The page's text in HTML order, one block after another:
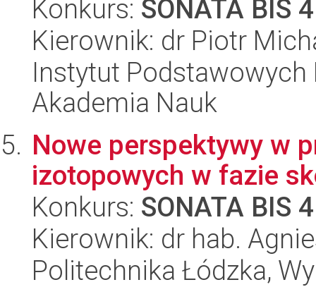
Konkurs: SONATA BIS 4
Kierownik: dr Piotr
Instytut
Akademia Nauk
Nowe perspektywy w
izotopowych w fazie
Konkurs: SONATA BIS 4
Kierownik: dr hab.
Politechnika Łódzka,